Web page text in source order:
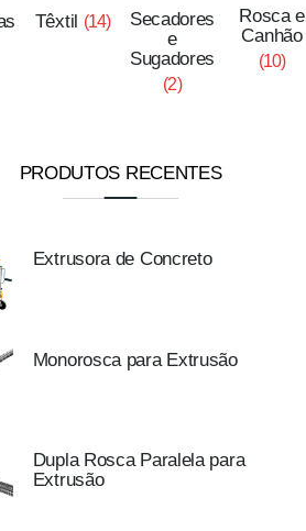
Têxtil (14)
Secadores
e
Sugadores
(2)
Rosca e
Canhão
(10)
PRODUTOS RECENTES
Extrusora de Concreto
Monorosca para Extrusão
Dupla Rosca Paralela para
Extrusão